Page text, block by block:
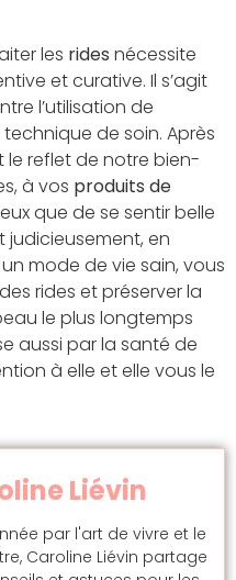
les rides nécessite
et curative. Il s’agit
l’utilisation de
de soin. Après
le reflet de notre bien-
à vos produits de
que de se sentir belle
judicieusement, en
mode de vie sain, vous
rides et préserver la
le plus longtemps
aussi par la santé de
à elle et elle vous le
Liévin
par l'art de vivre et le
Caroline Liévin partage